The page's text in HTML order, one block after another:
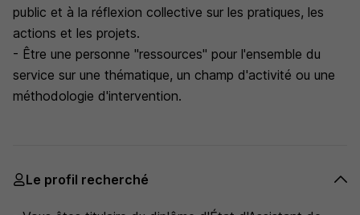
public et à la réflexion collective sur les pratiques, les
actions et les projets.
- Être une personne "ressources" pour l'ensemble du
service sur une thématique, un champ d'activité ou une
méthodologie d'intervention.
Le profil recherché